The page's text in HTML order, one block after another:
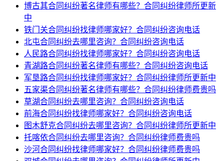
博古其合同纠纷著名律师有哪些？合同纠纷律师所更新
中
铁门关合同纠纷找律师哪家好？合同纠纷咨询电话
北屯合同纠纷去哪里咨询？合同纠纷咨询电话
人民路合同纠纷找律师哪家好？合同纠纷咨询电话
青湖路合同纠纷著名律师有哪些？合同纠纷咨询电话
军垦路合同纠纷找律师哪家好？合同纠纷律师所更新中
五家渠合同纠纷著名律师有哪些？合同纠纷律师费贵吗
草湖合同纠纷去哪里咨询？合同纠纷咨询电话
前海合同纠纷找律师哪家好？合同纠纷咨询电话
图木舒克合同纠纷去哪里咨询？合同纠纷律师所更新中
托喀依合同纠纷去哪里咨询？合同纠纷律师费贵吗
沙河合同纠纷找律师哪家好？合同纠纷律师费贵吗